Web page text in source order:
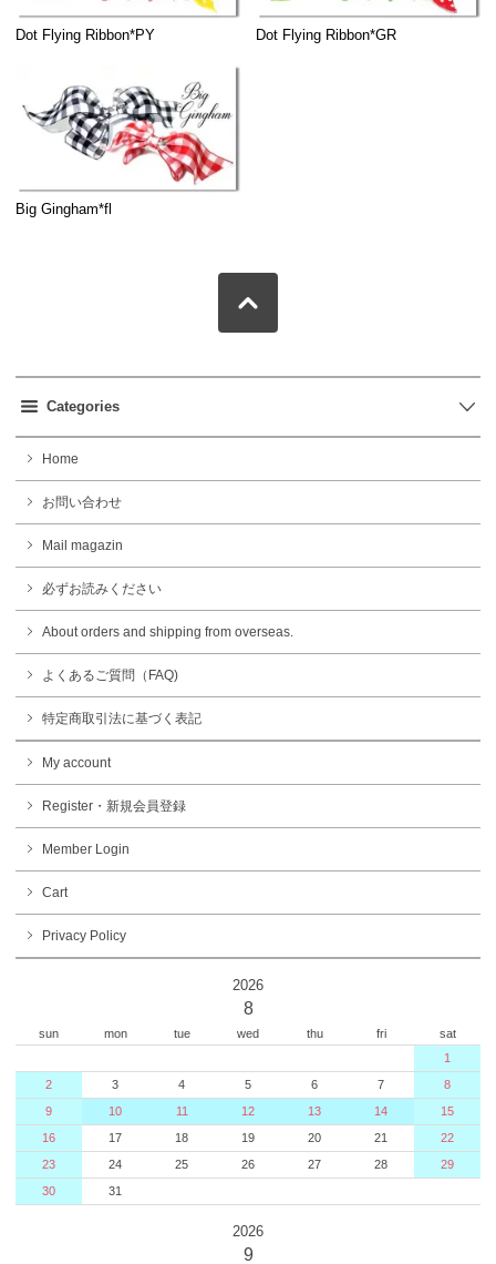
Dot Flying Ribbon*PY Dot Flying Ribbon*GR
Big Gingham*fl
Categories
Home
お問い合わせ
Mail magazin
必ずお読みください
About orders and shipping from overseas.
よくあるご質問（FAQ)
特定商取引法に基づく表記
My account
Register・新規会員登録
Member Login
Cart
Privacy Policy
2026
8
sun mon tue wed thu fri
sat
1
2
3 4 5 6 7
8
9
10 11 12 13 14
15
16
17 18 19 20 21
22
23
24 25 26 27 28
29
30
31
2026
9